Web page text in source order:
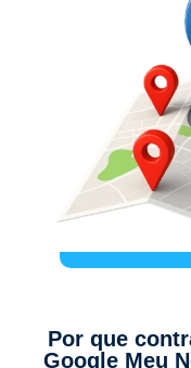
Por que
Google Meu